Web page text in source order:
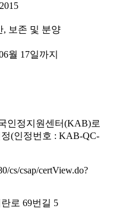
, 보존 및 분양
월 17일까지
인정지원센터(KAB)로
(인정번호 : KAB-QC-
cs/csap/certView.do?
로 69번길 5